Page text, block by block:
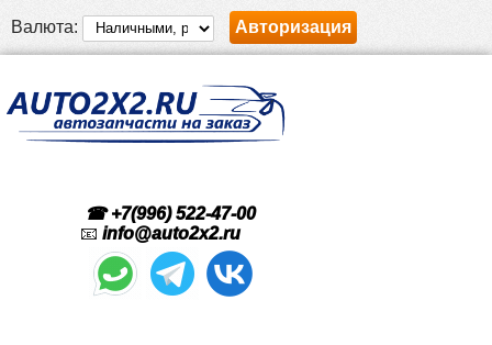
Валюта: Авторизация
☎ +7(996) 522-47-00
📧 info@auto2x2.ru